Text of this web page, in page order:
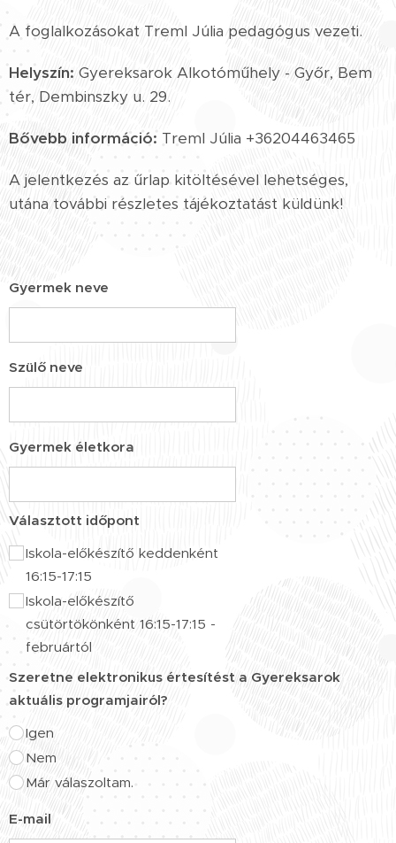
A foglalkozásokat Treml Júlia pedagógus vezeti.
Helyszín: Gyereksarok Alkotóműhely - Győr, Bem
tér, Dembinszky u. 29.
Bővebb információ: Treml Júlia +36204463465
A jelentkezés az űrlap kitöltésével lehetséges,
utána további részletes tájékoztatást küldünk!
Gyermek neve
Szülő neve
Gyermek életkora
Választott időpont
Iskola-előkészítő keddenként
16:15-17:15
Iskola-előkészítő
csütörtökönként 16:15-17:15 -
februártól
Szeretne elektronikus értesítést a Gyereksarok
aktuális programjairól?
Igen
Nem
Már válaszoltam.
E-mail